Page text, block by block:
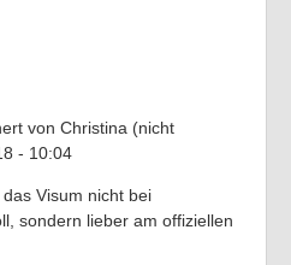
von Christina (nicht
- 10:04
Visum nicht bei
sondern lieber am offiziellen